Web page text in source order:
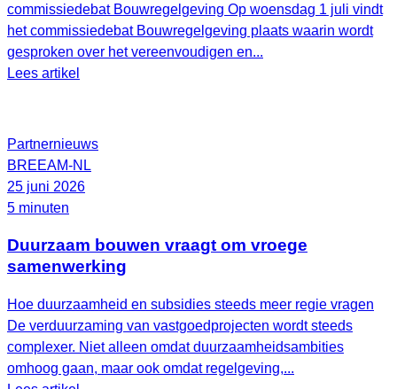
commissiedebat Bouwregelgeving Op woensdag 1 juli vindt
het commissiedebat Bouwregelgeving plaats waarin wordt
gesproken over het vereenvoudigen en...
Lees artikel
Partnernieuws
BREEAM-NL
25 juni 2026
5 minuten
Duurzaam bouwen vraagt om vroege
samenwerking
Hoe duurzaamheid en subsidies steeds meer regie vragen
De verduurzaming van vastgoedprojecten wordt steeds
complexer. Niet alleen omdat duurzaamheidsambities
omhoog gaan, maar ook omdat regelgeving,...